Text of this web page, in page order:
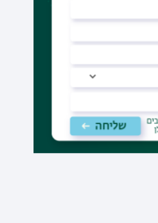
תואר ראשון
מכינות
תעודת הוראה